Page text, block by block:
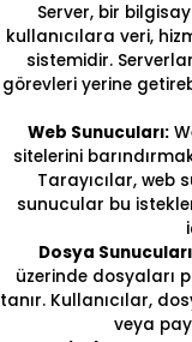
Server, bir
kullanıcılara veri,
sistemidir.
görevleri yerine
Web Sunucuları:
sitelerini
Tarayıcılar, web
sunucular bu
Dosya
üzerinde dosyaları
tanır. Kullanıcılar,
veya